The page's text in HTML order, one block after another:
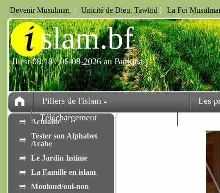
Devenir Musulman | Unicité de Dieu, Tawhid | La Foi
islam.bf
Il est 08:18 / 06-08-2026 au Burkina
Piliers de l'islam
Les
Téléchargement
Actualité
Tester son Alphabet
Arabe
Le Jardin Intime
La Famille en islam
Mouloud/oui-non